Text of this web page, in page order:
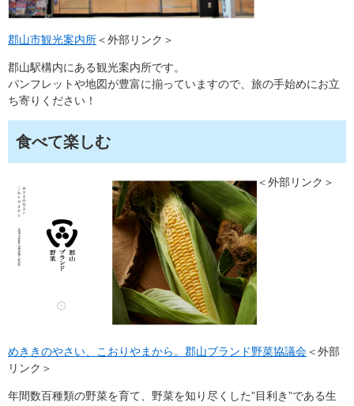
郡山市観光案内所＜外部リンク＞
郡山駅構内にある観光案内所です。
パンフレットや地図が豊富に揃っていますので、旅の手始めにお立
ち寄りください！
食べて楽しむ
＜外部リンク＞
めききのやさい、こおりやまから。郡山ブランド野菜協議会＜外部
リンク＞
年間数百種類の野菜を育て、野菜を知り尽くした”目利き”である生